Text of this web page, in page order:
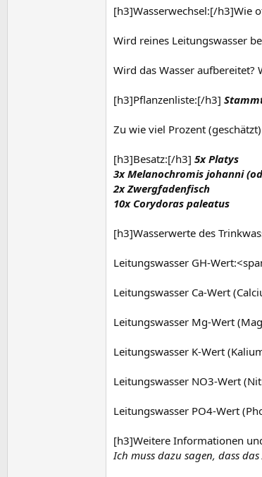
[h3]Wasserwechsel:[/h3]Wie
Wird reines Leitungswasser
Wird das Wasser
[h3]Pflanzenliste:[/h3]
Zu wie viel Prozent
[h3]Besatz:[/h3] 5x Platys
3x Melanochromis johanni
2x Zwergfadenfisch
10x Corydoras paleatus
[h3]Wasserwerte des
Leitungswasser GH-
Leitungswasser Ca-Wert
Leitungswasser Mg-Wert
Leitungswasser K-Wert
Leitungswasser NO3-Wert
Leitungswasser PO4-Wert
[h3]Weitere Informationen
Ich muss dazu sagen, dass